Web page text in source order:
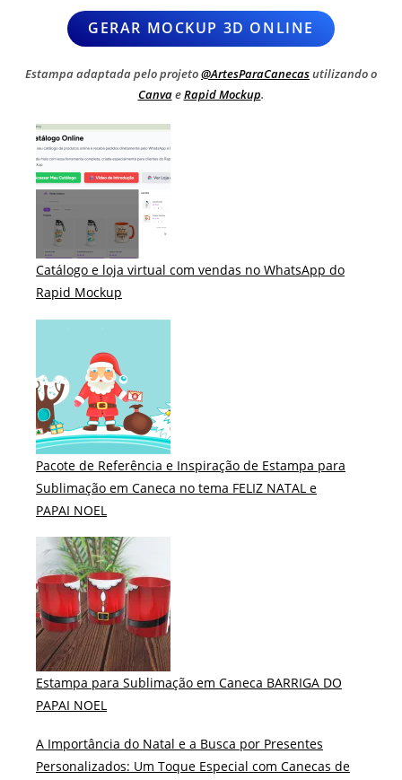
GERAR MOCKUP 3D ONLINE
Estampa adaptada pelo projeto@ArtesParaCanecasutilizando o
CanvaeRapid Mockup.
Catálogo e loja virtual com vendas no WhatsApp do
Rapid Mockup
Pacote de Referência e Inspiração de Estampa para
Sublimação em Caneca no tema FELIZ NATAL e
PAPAI NOEL
Estampa para Sublimação em Caneca BARRIGA DO
PAPAI NOEL
A Importância do Natal e a Busca por Presentes
Personalizados: Um Toque Especial com Canecas de